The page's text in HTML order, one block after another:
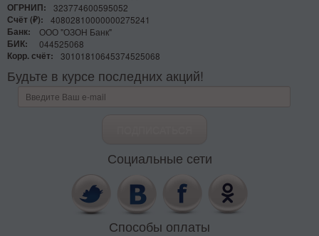
ОГРНИП:
323774600595052
Счёт (₽):
40802810000000275241
Банк:
ООО "ОЗОН Банк"
БИК:
044525068
Корр. счёт:
30101810645374525068
Будьте в курсе последних акций!
Социальные сети
Способы оплаты